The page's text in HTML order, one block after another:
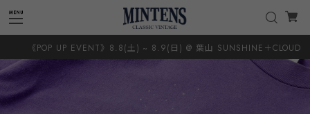
《POP UP EVENT》8.8(土) ~ 8.9(日) @ 葉山 SUNSHINE＋CLOUD